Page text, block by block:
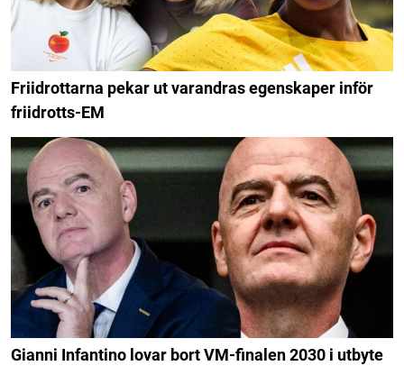
Friidrottarna pekar ut varandras egenskaper inför
friidrotts-EM
Gianni Infantino lovar bort VM-finalen 2030 i utbyte